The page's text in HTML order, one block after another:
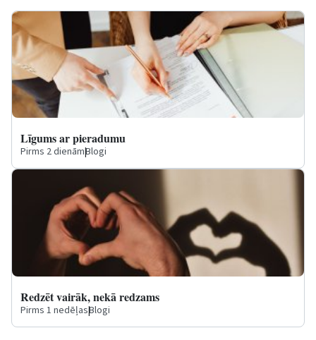
Līgums ar pieradumu
Pirms 2 dienām|Blogi
Redzēt vairāk, nekā redzams
Pirms 1 nedēļas|Blogi